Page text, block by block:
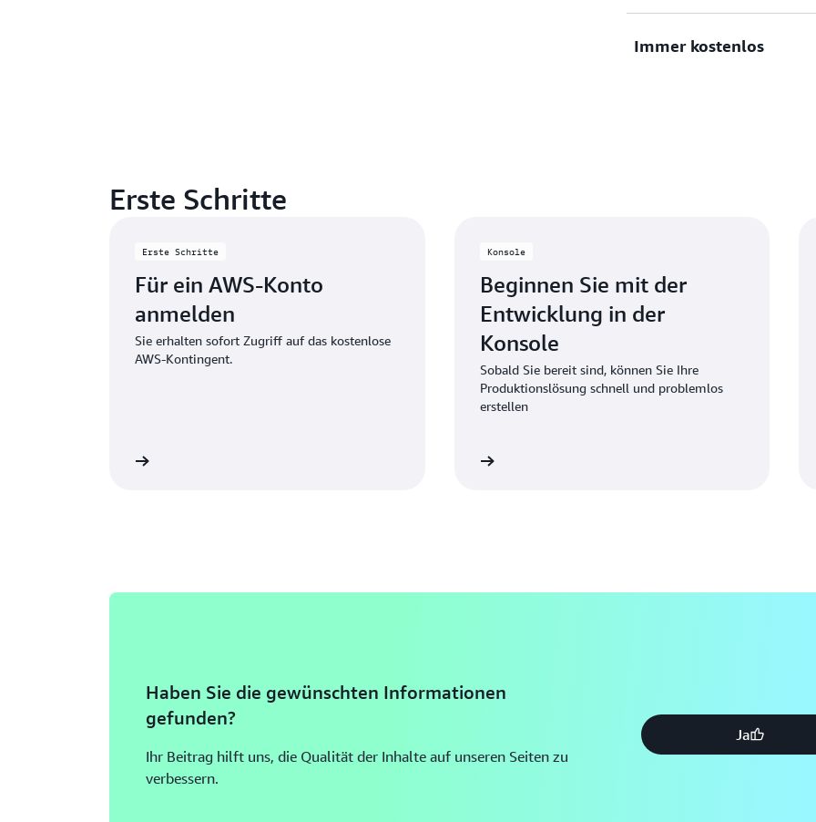
Lösungen mit Zuversicht.
Erleben Sie ausgewählte
Immer kostenlos
Erste Schritte
Erste Schritte
Für ein AWS-Konto
anmelden
Sie erhalten sofort Zugriff auf das kostenlose
AWS-Kontingent.
Konsole
Beginnen Sie mit der
Entwicklung in der
Konsole
Sobald Sie bereit sind, können Sie Ihre
Produktionslösung schnell und problemlos
erstellen
Haben Sie die gewünschten Informationen
gefunden?
Ihr Beitrag hilft uns, die Qualität der Inhalte auf unseren Seiten zu
verbessern.
Ja